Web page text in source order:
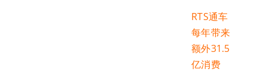
RTS通车
每年带来
额外31.5
亿消费